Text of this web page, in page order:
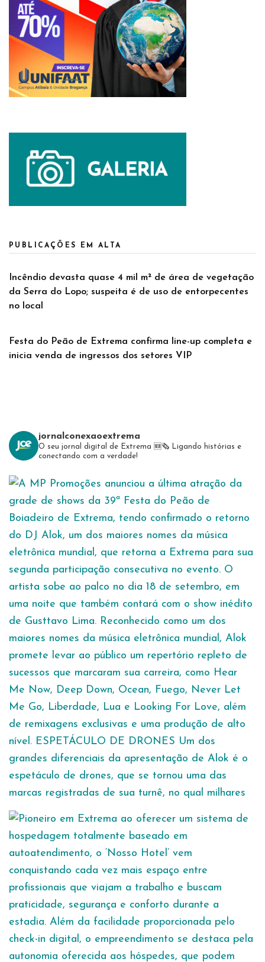
PUBLICAÇÕES EM ALTA
Incêndio devasta quase 4 mil m² de área de vegetação
da Serra do Lopo; suspeita é de uso de entorpecentes
no local
Festa do Peão de Extrema confirma line-up completa e
inicia venda de ingressos dos setores VIP
jornalconexaoextrema
O seu jornal digital de Extrema 🆕️🗞 Ligando histórias e
conectando com a verdade!